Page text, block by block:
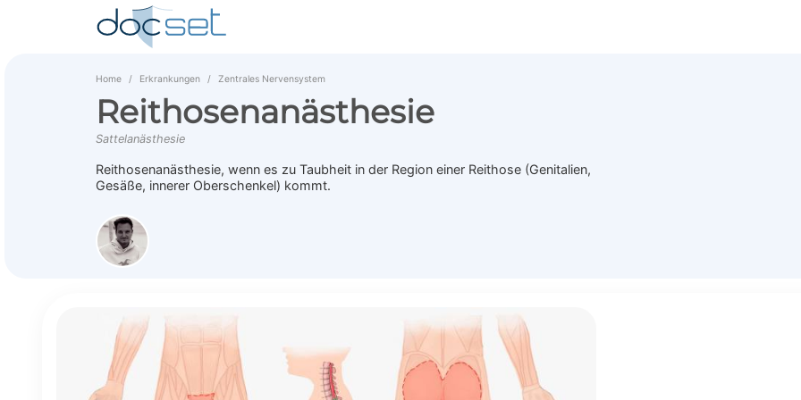
Home Erkrankungen Zentrales Nervensystem
Reithosenanästhesie
Sattelanästhesie
Reithosenanästhesie, wenn es zu Taubheit in der Region einer Reithose (Genitalien,
Gesäße, innerer Oberschenkel) kommt.